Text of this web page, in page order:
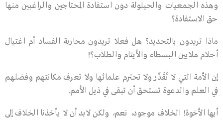
وهذه الجمعيات والحيلولة دون استفادة المحتاجين والراغبين منها
حق الاستفادة؟
ماذا تريدون بالتحديد؟ هل فعلا تريدون محاربة الفساد أم اغتيال
أحلام ملايين البسطاء والأيتام والطلاب؟!
إن الأمة التي لا تُقَدِّر ولا تحترم علمائها ولا تعرف مكانتهم وفضلهم
في العلم والدعوة تستحق أن تبقى في ذيل الأمم.
أيها الأخوة! الخلاف موجود، نعم، ولكن لابد أن لا يأخذنا الخلاف إلى